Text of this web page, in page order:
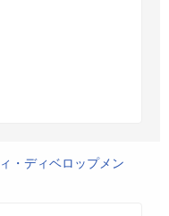
・ディベロップメン